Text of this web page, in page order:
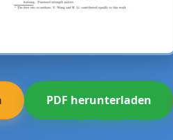
PDF herunterladen